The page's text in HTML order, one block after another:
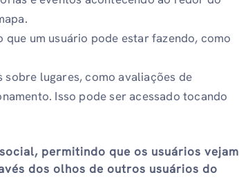
um usuário pode estar fazendo, como
lugares, como avaliações de
Isso pode ser acessado tocando
permitindo que os usuários vejam
dos olhos de outros usuários do